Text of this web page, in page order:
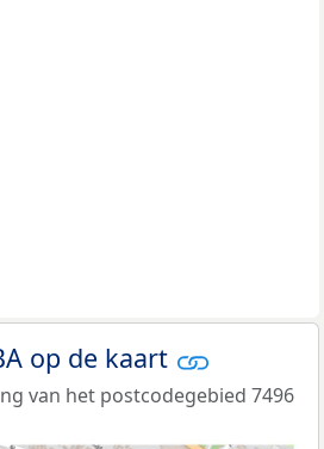
op de kaart
van het postcodegebied 7496